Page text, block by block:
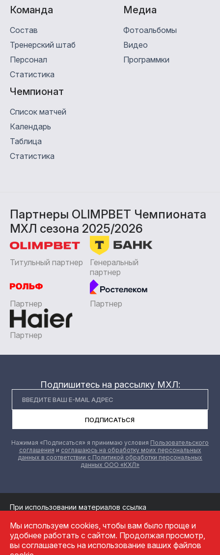
Команда
Состав
Тренерский штаб
Персонал
Статистика
Медиa
Фотоальбомы
Видео
Программки
Чемпионат
Список матчей
Календарь
Таблица
Статистика
Партнеры OLIMPBET Чемпионата
МХЛ сезона 2025/2026
Титульный партнер
Генеральный
партнер
Партнер Партнер
Партнер
Подпишитесь на рассылку МХЛ:
ПОДПИСАТЬСЯ
Нажимая «Подписаться» я принимаю условия Пользовательского
соглашения и соглашаюсь на обработку моих персональных
данных в соответствии с Политикой обработки персональных
данных ООО «КХЛ»
При использовании материалов ссылка
Обработка персональных данных
Политика конфиденциальности
Пользовательское соглашение
Мы используем cookies, чтобы вам было проще и
удобнее работать с сайтом. Продолжая просмотр,
вы соглашаетесь на использование ваших файлов